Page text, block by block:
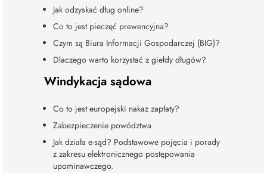
Jak odzyskać dług online?
Co to jest pieczęć prewencyjna?
Czym są Biura Informacji Gospodarczej (BIG)?
Dlaczego warto korzystać z giełdy długów?
Windykacja sądowa
Co to jest europejski nakaz zapłaty?
Zabezpieczenie powództwa
Jak działa e-sąd? Podstawowe pojęcia i porady
z zakresu elektronicznego postępowania
upominawczego.